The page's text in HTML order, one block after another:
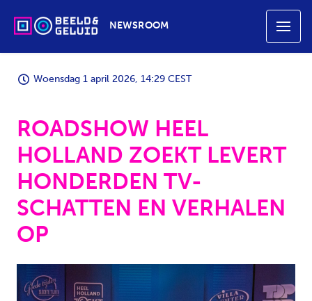
NEWSROOM
Woensdag 1 april 2026, 14:29 CEST
ROADSHOW HEEL
HOLLAND ZOEKT LEVERT
HONDERDEN TV-
SCHATTEN EN VERHALEN
OP